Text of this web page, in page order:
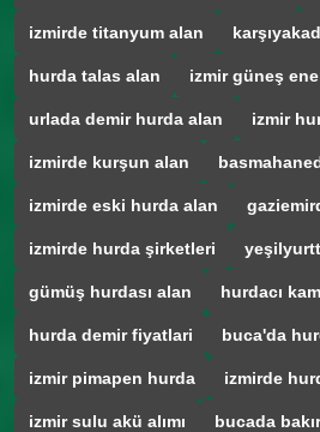
izmirde titanyum alan
hurda talas alan izmir güneş
urlada demir hurda alan izmir
izmirde kurşun alan
izmirde eski hurda alan
izmirde hurda şirketleri
gümüş hurdası alan hurdacı
hurda demir fiyatlari buca'da
izmir pimapen hurda izmirde
izmir sulu akü alımı bucada